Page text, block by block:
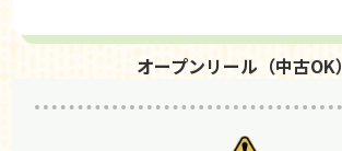
オープンリール（中古OK）